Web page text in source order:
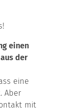
einen
der
eine
Aber
mit